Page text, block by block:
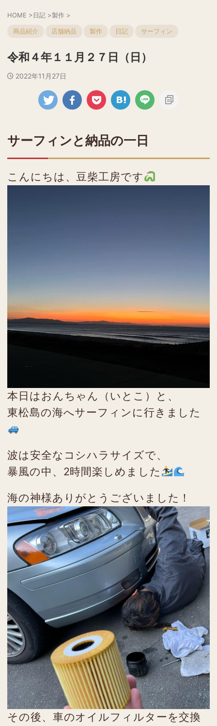
HOME >日記 >製作 >
商品紹介 店舗納品 製作 日記 サーフィン
令和４年１１月２７日（日）
2022年11月27日
サーフィンと納品の一日
こんにちは、豆柴工房です
本日はおんちゃん（いとこ）と、
東松島の海へサーフィンに行きました
波は安全なコシハラサイズで、
暴風の中、2時間楽しめました
海の神様ありがとうございました！
その後、車のオイルフィルターを交換